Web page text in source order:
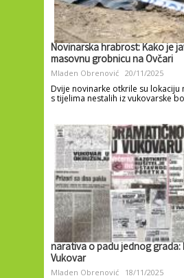
Novinarska hrabrost: Kako je
masovnu grobnicu na Ovčari
Mladen Obrenović 20/11/2025
Dvije novinarke otkrile su lokaciju
s tijelima nestalih iz vukovarske
narativa o padu jednog grada:
Vukovar
Mladen Obrenović 18/11/2025